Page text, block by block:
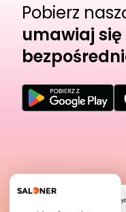
Pobierz
umawiaj